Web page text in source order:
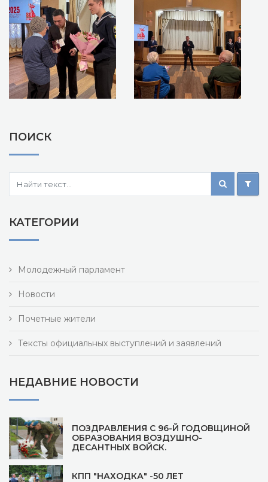
ПОИСК
КАТЕГОРИИ
Молодежный парламент
Новости
Почетные жители
Тексты официальных выступлений и заявлений
НЕДАВНИЕ НОВОСТИ
ПОЗДРАВЛЕНИЯ С 96-Й ГОДОВЩИНОЙ
ОБРАЗОВАНИЯ ВОЗДУШНО-
ДЕСАНТНЫХ ВОЙСК.
КПП "НАХОДКА" -50 ЛЕТ